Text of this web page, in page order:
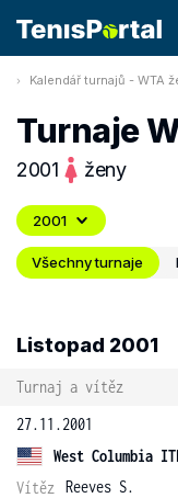
Kalendář turnajů - WTA
Turnaje
2001 ženy
2001
Všechny turnaje
Listopad 2001
Turnaj a vítěz
27.11.2001
West Columbia
Vítěz
Reeves S.